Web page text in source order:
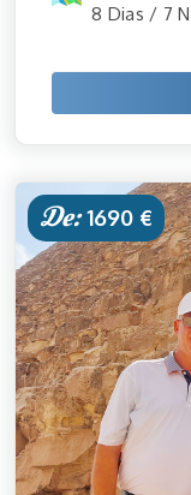
8 Dias / 7
De:1690 €